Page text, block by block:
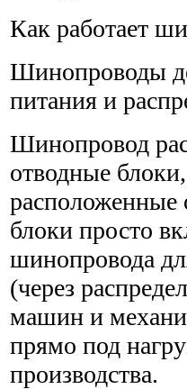
Как работает
Шинопроводы
питания и
Шинопровод
отводные
расположенные
блоки просто
шинопровода
(через
машин и
прямо под
производства.